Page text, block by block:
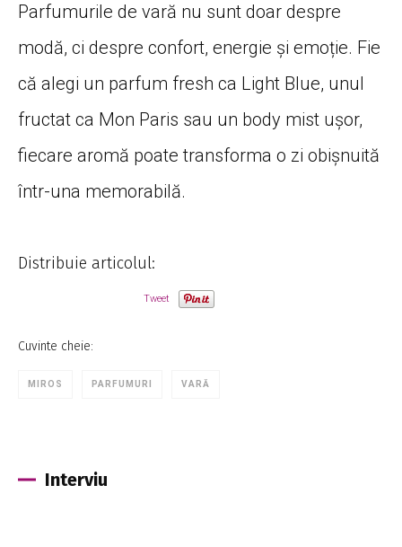
Parfumurile de vară nu sunt doar despre
modă, ci despre confort, energie și emoție. Fie
că alegi un parfum fresh ca Light Blue, unul
fructat ca Mon Paris sau un body mist ușor,
fiecare aromă poate transforma o zi obișnuită
într-una memorabilă.
Distribuie articolul:
Tweet
Cuvinte cheie:
MIROS PARFUMURI VARĂ
Interviu